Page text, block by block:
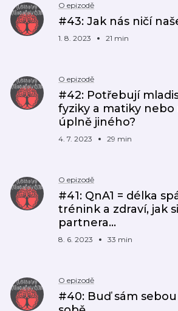
O epizodě
#43: Jak nás ničí
1. 8. 2023 21 min
O epizodě
#42: Potřebují
fyziky a matiky nebo
úplně jiného?
4. 7. 2023 29 min
O epizodě
#41: QnA1 = délka
trénink a zdraví, jak
partnera...
8. 6. 2023 33 min
O epizodě
#40: Buď sám sebou